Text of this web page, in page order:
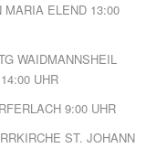
MARIA ELEND 13:00
WAIDMANNSHEIL
UHR
9:00 UHR
ST. JOHANN